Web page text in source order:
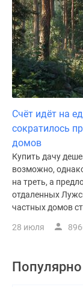
Счёт идёт на
сократилось
домов
Купить дачу
возможно,
на треть, а
отдаленных
частных домов
28 июля